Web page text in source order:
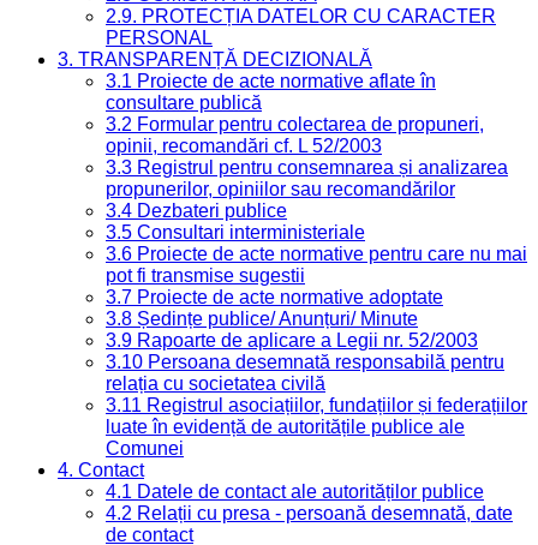
2.9. PROTECȚIA DATELOR CU CARACTER
PERSONAL
3. TRANSPARENȚĂ DECIZIONALĂ
3.1 Proiecte de acte normative aflate în
consultare publică
3.2 Formular pentru colectarea de propuneri,
opinii, recomandări cf. L 52/2003
3.3 Registrul pentru consemnarea și analizarea
propunerilor, opiniilor sau recomandărilor
3.4 Dezbateri publice
3.5 Consultari interministeriale
3.6 Proiecte de acte normative pentru care nu mai
pot fi transmise sugestii
3.7 Proiecte de acte normative adoptate
3.8 Ședințe publice/ Anunțuri/ Minute
3.9 Rapoarte de aplicare a Legii nr. 52/2003
3.10 Persoana desemnată responsabilă pentru
relația cu societatea civilă
3.11 Registrul asociațiilor, fundațiilor și federațiilor
luate în evidență de autoritățile publice ale
Comunei
4. Contact
4.1 Datele de contact ale autorităților publice
4.2 Relații cu presa - persoană desemnată, date
de contact